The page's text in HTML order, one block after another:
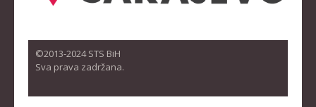
©2013-2024 STS BiH
Sva prava zadržana.